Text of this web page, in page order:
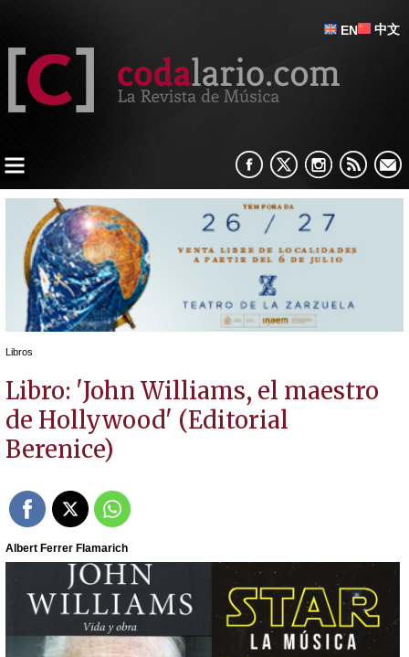
EN 中文
Libros
Libro: 'John Williams, el maestro
de Hollywood' (Editorial
Berenice)
Albert Ferrer Flamarich